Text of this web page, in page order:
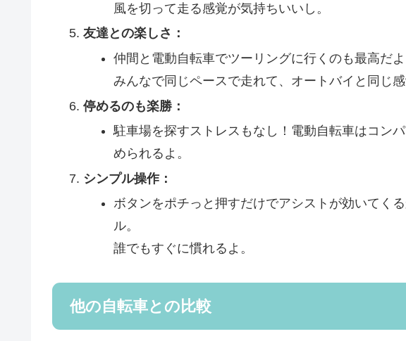
風を切って走る感覚が気持ちいいし。
友達との楽しさ：
仲間と電動自転車でツーリングに行くのも最高だよ
みんなで同じペースで走れて、オートバイと同じ
停めるのも楽勝：
駐車場を探すストレスもなし！電動自転車はコン
められるよ。
シンプル操作：
ボタンをポチっと押すだけでアシストが効いてく
ル。
誰でもすぐに慣れるよ。
他の自転車との比較